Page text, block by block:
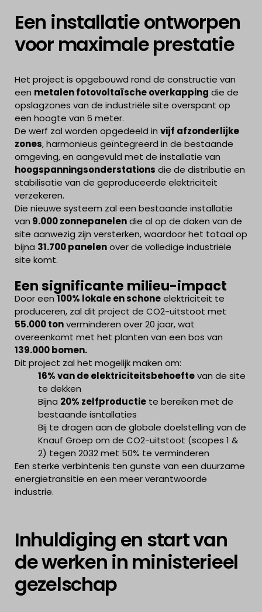
Een installatie ontworpen
voor maximale prestatie
Het project is opgebouwd rond de constructie van
een metalen fotovoltaïsche overkapping die de
opslagzones van de industriële site overspant op
een hoogte van 6 meter.
De werf zal worden opgedeeld in vijf afzonderlijke
zones, harmonieus geïntegreerd in de bestaande
omgeving, en aangevuld met de installatie van
hoogspanningsonderstations die de distributie en
stabilisatie van de geproduceerde elektriciteit
verzekeren.
Die nieuwe systeem zal een bestaande installatie
van 9.000 zonnepanelendie al op de daken van de
site aanwezig zijn versterken, waardoor het totaal op
bijna 31.700 panelenover de volledige industriële
site komt.
Een significante milieu-impact
Door een100% lokale en schoneelektriciteit te
produceren, zal dit project de CO2-uitstoot met
55.000 tonverminderen over 20 jaar, wat
overeenkomt met het planten van een bos van
139.000 bomen.
Dit project zal het mogelijk maken om:
16% van de elektriciteitsbehoeftevan de site
te dekken
Bijna 20% zelfproductie te bereiken met de
bestaande isntallaties
Bij te dragen aan de globale doelstelling van de
Knauf Groep om de CO2-uitstoot (scopes 1 &
2) tegen 2032 met 50% te verminderen
Een sterke verbintenis ten gunste van een duurzame
energietransitie en een meer verantwoorde
industrie.​
Inhuldiging en start van
de werken in ministerieel
gezelschap